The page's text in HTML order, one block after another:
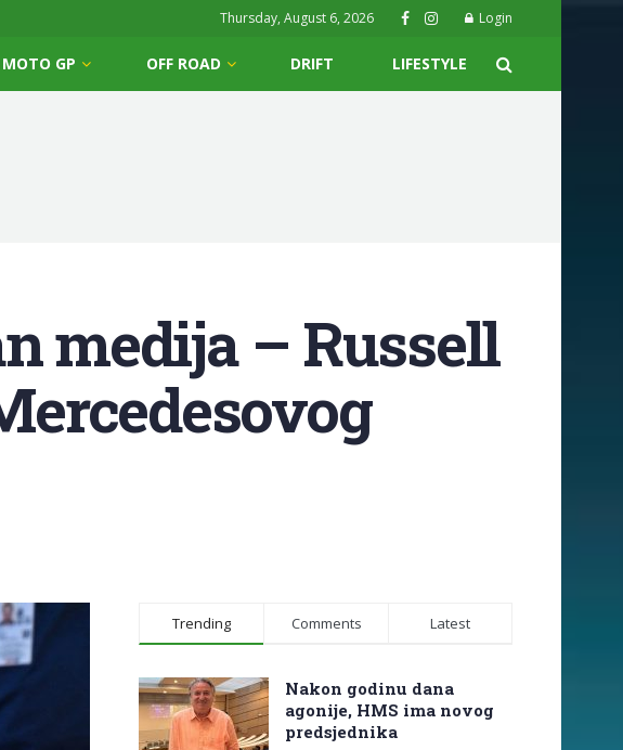
Thursday, August 6, 2026 Login
MOTO GP OFF ROAD DRIFT LIFESTYLE
medija – Russell
Trending Comments Latest
Nakon godinu dana
agonije, HMS ima novog
predsjednika